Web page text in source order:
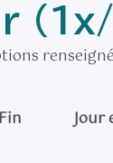
Fin Jour